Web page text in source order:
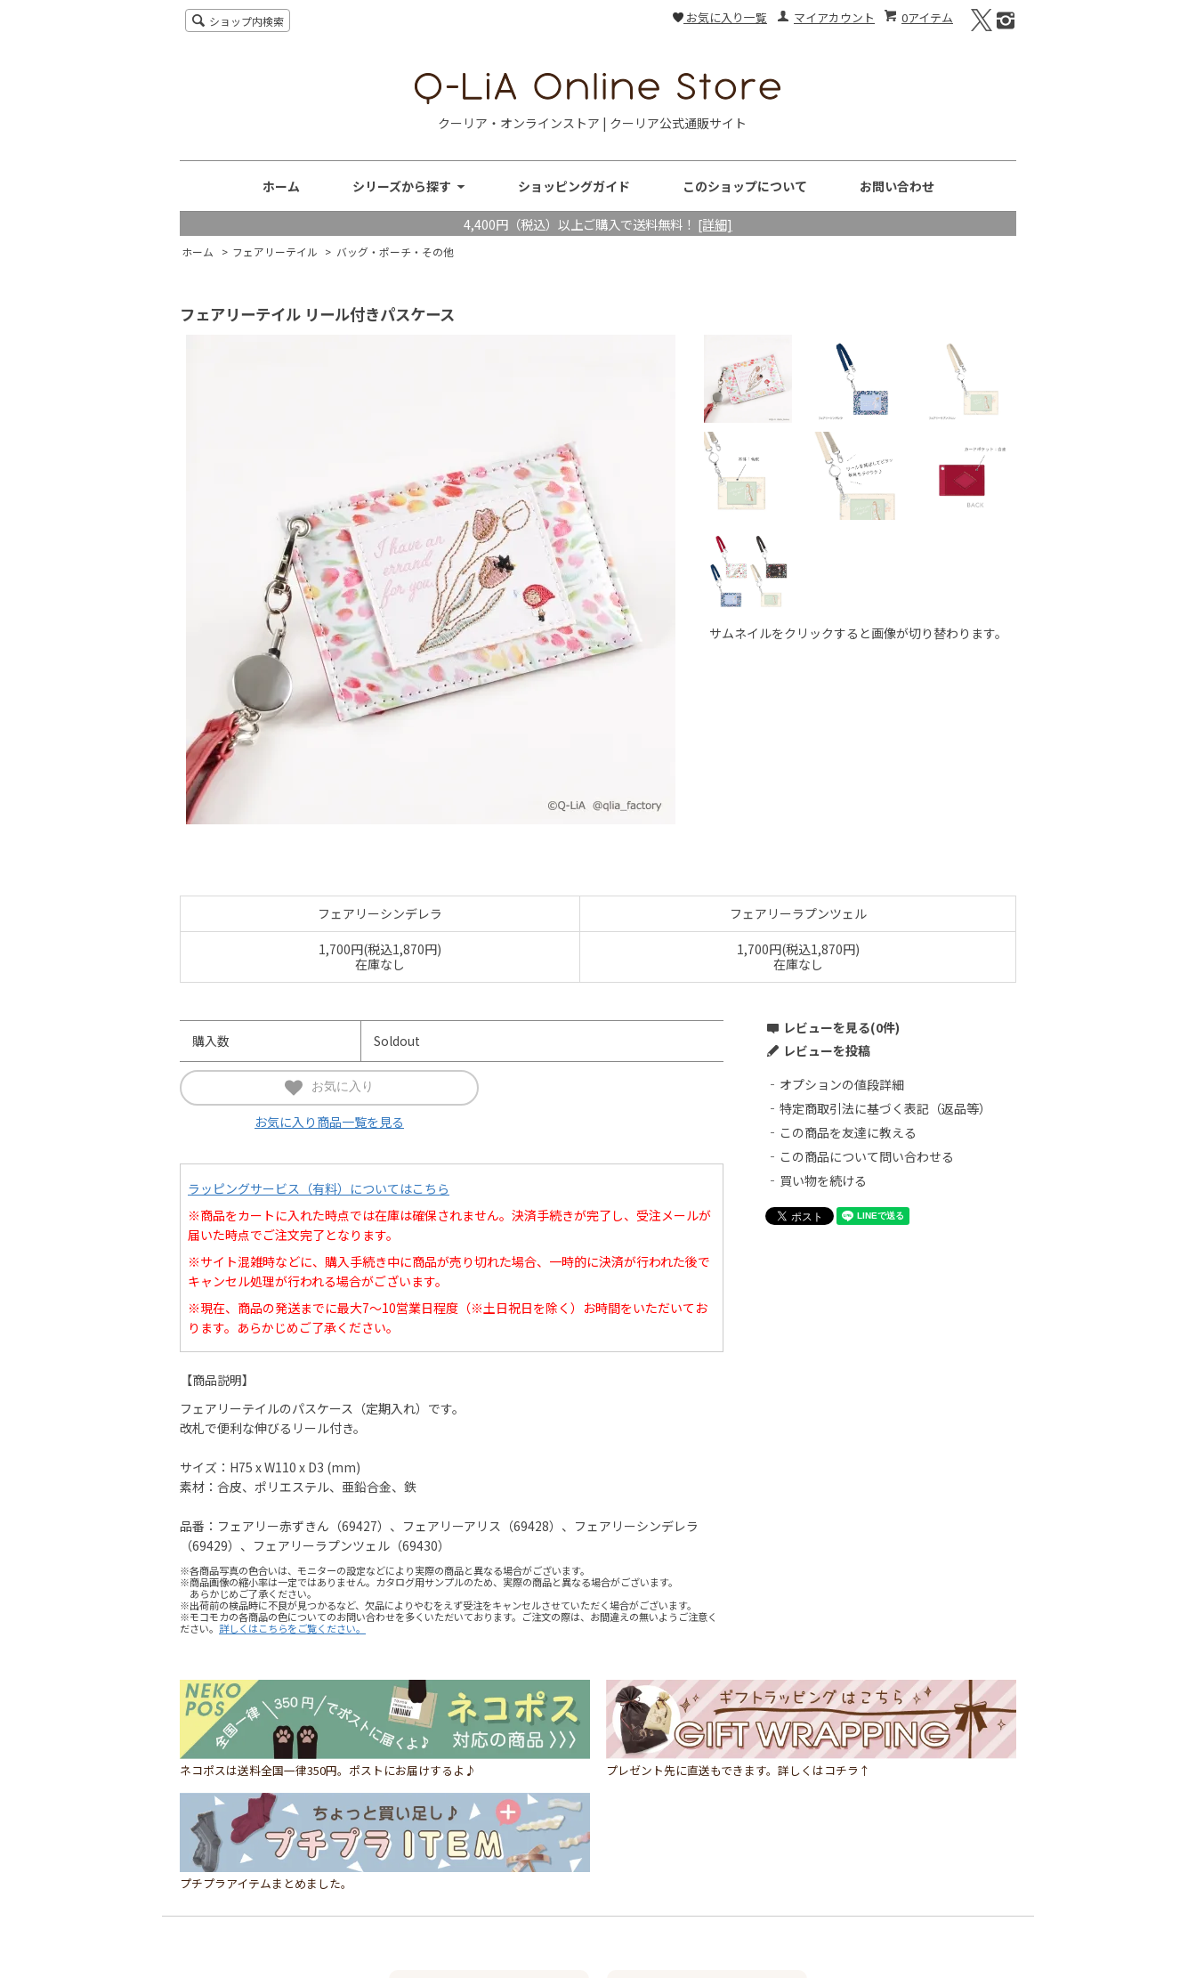
0アイテム
マイアカウント
お気に入り一覧
ショップ内検索
クーリア・オンラインストア | クーリア公式通販サイト
ホーム シリーズから探す ショッピングガイド このショップについて お問い合わせ
4,400円（税込）以上ご購入で送料無料！ [詳細]
ホーム > フェアリーテイル > バッグ・ポーチ・その他
フェアリーテイル リール付きパスケース
サムネイルをクリックすると画像が切り替わります。
フェアリーシンデレラ
フェアリーラプンツェル
1,700円(税込1,870円)
在庫なし
1,700円(税込1,870円)
在庫なし
購入数 Soldout
お気に入り
お気に入り商品一覧を見る
ラッピングサービス（有料）についてはこちら
※商品をカートに入れた時点では在庫は確保されません。決済手続きが完了し、受注メールが
届いた時点でご注文完了となります。
※サイト混雑時などに、購入手続き中に商品が売り切れた場合、一時的に決済が行われた後で
キャンセル処理が行われる場合がございます。
※現在、商品の発送までに最大7～10営業日程度（※土日祝日を除く）お時間をいただいてお
ります。あらかじめご了承ください。
【商品説明】
フェアリーテイルのパスケース（定期入れ）です。
改札で便利な伸びるリール付き。
サイズ：H75 x W110 x D3 (mm)
素材：合皮、ポリエステル、亜鉛合金、鉄
品番：フェアリー赤ずきん（69427）、フェアリーアリス（69428）、フェアリーシンデレラ
（69429）、フェアリーラプンツェル（69430）
※各商品写真の色合いは、モニターの設定などにより実際の商品と異なる場合がございます。
※商品画像の縮小率は一定ではありません。カタログ用サンプルのため、実際の商品と異なる場合がございます。
あらかじめご了承ください。
※出荷前の検品時に不良が見つかるなど、欠品によりやむをえず受注をキャンセルさせていただく場合がございます。
※モコモカの各商品の色についてのお問い合わせを多くいただいております。ご注文の際は、お間違えの無いようご注意く
ださい。 詳しくはこちらをご覧ください。
レビューを見る(0件)
レビューを投稿
オプションの値段詳細
特定商取引法に基づく表記（返品等）
この商品を友達に教える
この商品について問い合わせる
買い物を続ける
ネコポスは送料全国一律350円。ポストにお届けするよ♪ プレゼント先に直送もできます。詳しくはコチラ↑
プチプラアイテムまとめました。